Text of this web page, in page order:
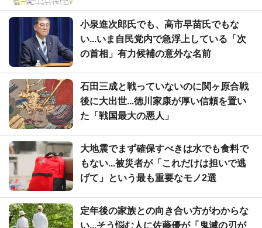
小泉進次郎氏でも、高市早苗氏でもな
い...いま自民党内で急浮上している「次
の首相」有力候補の意外な名前
石田三成と戦っていないのに関ヶ原合戦
後に大出世...徳川家康が厚い信頼を置い
た「戦国最大の悪人」
大地震でまず確保すべきは水でも食料で
もない...被災者が「これだけは担いで逃
げて」という最も重要なモノ2選
定年後の家族との向き合い方がわからな
い...そう悩む人に佐藤優が「鬼滅の刃が